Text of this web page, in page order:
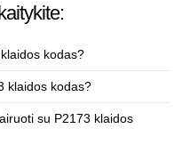
kodas?
klaidos kodas?
su P2173 klaidos